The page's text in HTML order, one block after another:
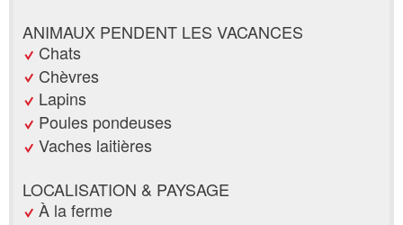
ANIMAUX PENDENT LES VACANCES
Chats
Chèvres
Lapins
Poules pondeuses
Vaches laitières
LOCALISATION & PAYSAGE
À la ferme